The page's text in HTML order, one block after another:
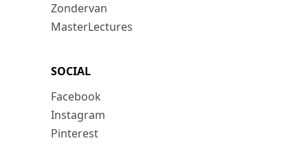
Zondervan
MasterLectures
SOCIAL
Facebook
Instagram
Pinterest